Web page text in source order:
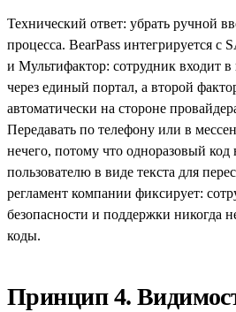
Технический ответ: убрать ручной
процесса. BearPass интегрируется с
и Мультифактор: сотрудник входит
через единый портал, а второй
автоматически на стороне
Передавать по телефону или в
нечего, потому что одноразовый код
пользователю в виде текста для
регламент компании фиксирует:
безопасности и поддержки никогда
коды.
Принцип 4.